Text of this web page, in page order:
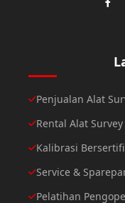
Penjualan Alat
Rental Alat Survey
Kalibrasi
Service &
Pelatihan